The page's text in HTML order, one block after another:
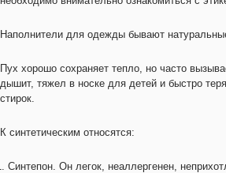
Наполнители для одежды бывают
Пух хорошо сохраняет тепло, но часто
дышит, тяжел в носке для детей и быстро
стирок.
К синтетическим относятся:
Синтепон. Он легок, неаллергенен,